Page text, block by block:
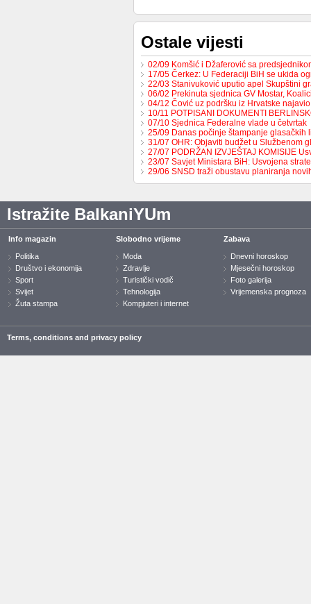
Ostale vijesti
02/09 Komšić i Džaferović sa
17/05 Čerkez: U Federaciji BiH se ukida
22/03 Stanivuković uputio apel Skupštini
06/02 Prekinuta sjednica GV Mostar,
04/12 Čović uz podršku iz Hrvatske
10/11 POTPISANI DOKUMENTI
07/10 Sjednica Federalne vlade u četvrtak
25/09 Danas počinje štampanje glasačkih
31/07 OHR: Objaviti budžet u Službenom
27/07 PODRŽAN IZVJEŠTAJ KOMISIJE
23/07 Savjet Ministara BiH: Usvojena
29/06 SNSD traži obustavu planiranja
Istražite BalkaniYUm
Info magazin
Politika
Društvo i ekonomija
Sport
Svijet
Žuta stampa
Slobodno vrijeme
Moda
Zdravlje
Turistički vodič
Tehnologija
Kompjuteri i internet
Zabava
Dnevni horoskop
Mjesečni horoskop
Foto galerija
Vrijemenska prognoza
Terms, conditions and privacy policy